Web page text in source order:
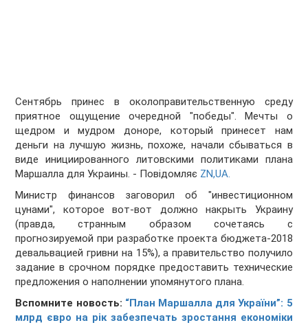
Сентябрь принес в околоправительственную среду
приятное ощущение очередной "победы". Мечты о
щедром и мудром доноре, который принесет нам
деньги на лучшую жизнь, похоже, начали сбываться в
виде инициированного литовскими политиками плана
Маршалла для Украины. - Повідомляє ZN,UA.
Министр финансов заговорил об "инвестиционном
цунами", которое вот-вот должно накрыть Украину
(правда, странным образом сочетаясь с
прогнозируемой при разработке проекта бюджета-2018
девальвацией гривни на 15%), а правительство получило
задание в срочном порядке предоставить технические
предложения о наполнении упомянутого плана.
Вспомните новость: “План Маршалла для України”: 5
млрд євро на рік забезпечать зростання економіки